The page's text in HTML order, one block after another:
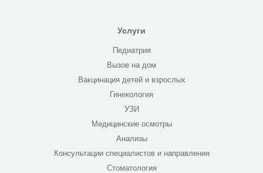
Услуги
Педиатрия
Вызов на дом
Вакцинация детей и взрослых
Гинекология
УЗИ
Медицинские осмотры
Анализы
Консультации специалистов и направления
Стоматология